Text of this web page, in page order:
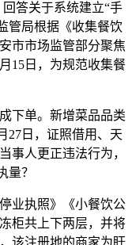
答关于系统建立“手
管局根据《收集餐饮
市市场监管部分聚焦
15日，为规范收集餐
单。新增菜品品类
27日，证照借用、天
事人更正违法行为，
量？
业执照》《小餐饮公
柜共上下两层，并将